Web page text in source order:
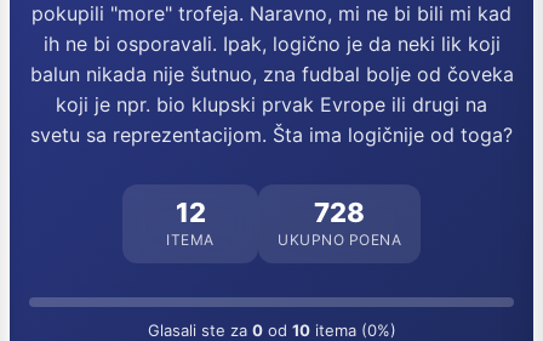
pokupili "more" trofeja. Naravno, mi ne bi bili mi kad
ih ne bi osporavali. Ipak, logično je da neki lik koji
balun nikada nije šutnuo, zna fudbal bolje od čoveka
koji je npr. bio klupski prvak Evrope ili drugi na
svetu sa reprezentacijom. Šta ima logičnije od toga?
12
ITEMA
728
UKUPNO POENA
Glasali ste za 0od 10itema (0%)